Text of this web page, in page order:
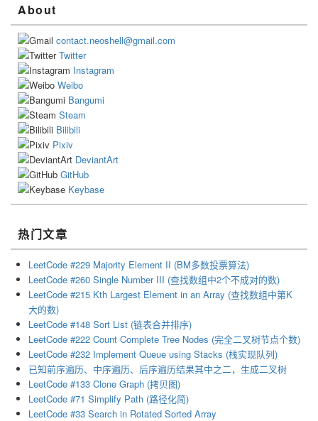
Sidebar
Widget
Area
About
contact.neoshell@gmail.com
Twitter
Instagram
Weibo
Bangumi
Steam
Bilibili
Pixiv
DeviantArt
GitHub
Keybase
热门文章
LeetCode #229 Majority Element II (BM多数投票算法)
LeetCode #260 Single Number III (查找数组中2个不成对的数)
LeetCode #215 Kth Largest Element in an Array (查找数组中第K
大的数)
LeetCode #148 Sort List (链表合并排序)
LeetCode #222 Count Complete Tree Nodes (完全二叉树节点个数)
LeetCode #232 Implement Queue using Stacks (栈实现队列)
已知前序遍历、中序遍历、后序遍历结果其中之二，生成二叉树
LeetCode #133 Clone Graph (拷贝图)
LeetCode #71 Simplify Path (路径化简)
LeetCode #33 Search in Rotated Sorted Array